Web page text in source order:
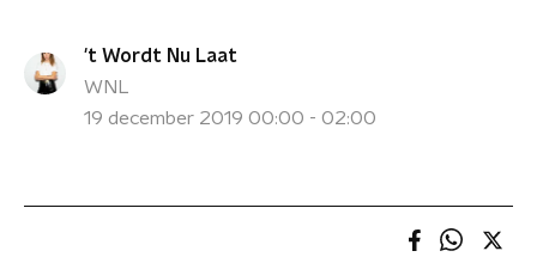
't Wordt Nu Laat
WNL
19 december 2019 00:00 - 02:00